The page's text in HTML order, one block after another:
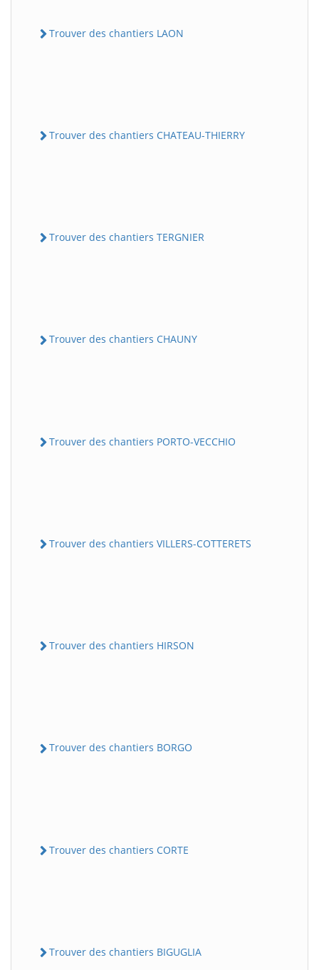
Trouver des chantiers LAON
Trouver des chantiers CHATEAU-THIERRY
Trouver des chantiers TERGNIER
Trouver des chantiers CHAUNY
Trouver des chantiers PORTO-VECCHIO
Trouver des chantiers VILLERS-COTTERETS
Trouver des chantiers HIRSON
Trouver des chantiers BORGO
Trouver des chantiers CORTE
Trouver des chantiers BIGUGLIA